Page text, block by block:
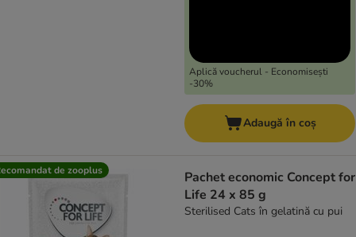
Aplică voucherul - Economisești
-30%
Adaugă în coș
de zooplus
Pachet economic Concept for
Life 24 x 85 g
Sterilised Cats în gelatină cu pui